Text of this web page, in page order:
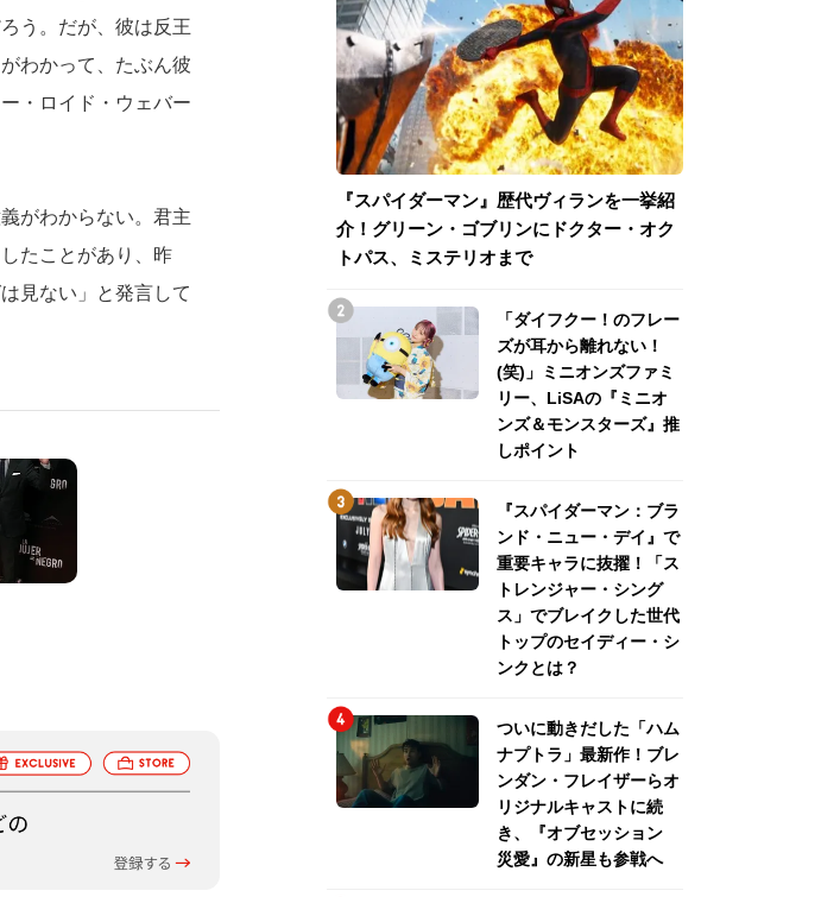
う。だが、彼は反王
わかって、たぶん彼
・ロイド・ウェバー
がわからない。君主
たことがあり、昨
見ない」と発言して
『スパイダーマン』歴代ヴィランを一挙紹
介！グリーン・ゴブリンにドクター・オク
トパス、ミステリオまで
「ダイフクー！のフレー
ズが耳から離れない！
(笑)」ミニオンズファミ
リー、LiSAの『ミニオ
ンズ＆モンスターズ』推
しポイント
『スパイダーマン：ブラ
ンド・ニュー・デイ』で
重要キャラに抜擢！「ス
トレンジャー・シング
ス」でブレイクした世代
トップのセイディー・シ
ンクとは？
ついに動きだした「ハム
ナプトラ」最新作！ブレ
ンダン・フレイザーらオ
リジナルキャストに続
き、『オブセッション
災愛』の新星も参戦へ